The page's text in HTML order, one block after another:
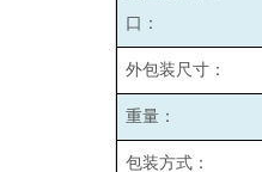
口：
外包装尺寸：
重量：
包装方式：